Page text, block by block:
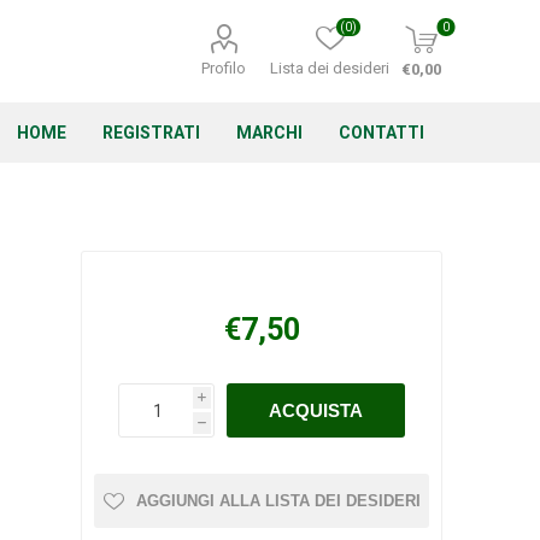
Profilo Lista dei desideri
(0) 0
€0,00
HOME REGISTRATI MARCHI
Echo
CONTATTI
€7,50
i
h
AGGIUNGI ALLA LISTA DEI DESIDERI